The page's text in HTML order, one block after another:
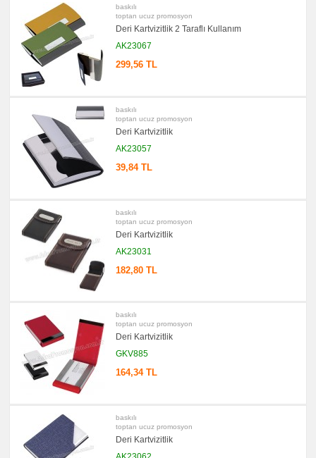
baskılı
toptan ucuz promosyon
Deri Kartvizitlik 2 Taraflı Kullanım
AK23067
299,56 TL
baskılı
toptan ucuz promosyon
Deri Kartvizitlik
AK23057
39,84 TL
baskılı
toptan ucuz promosyon
Deri Kartvizitlik
AK23031
182,80 TL
baskılı
toptan ucuz promosyon
Deri Kartvizitlik
GKV885
164,34 TL
baskılı
toptan ucuz promosyon
Deri Kartvizitlik
Masa
Seti
Sümen
Takımı
promosyon
Yapışkan
Notluk
Seti
Tutucu
promosyon
Bilgisayar
Aksesuarları
promosyon
Diğer
Ürünler